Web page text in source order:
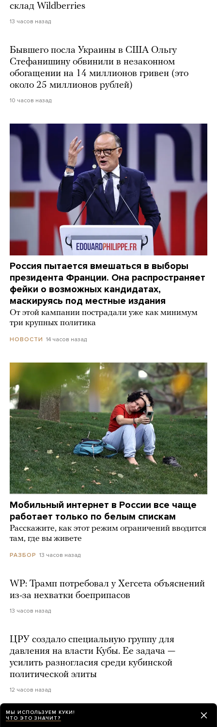
склад Wildberries
13 часов назад
Бывшего посла Украины в США Ольгу
Стефанишину обвинили в незаконном
обогащении на 14 миллионов гривен (это
около 25 миллионов рублей)
10 часов назад
Россия пытается вмешаться в выборы
президента Франции. Она распространяет
фейки о возможных кандидатах,
маскируясь под местные издания
От этой кампании пострадали уже как минимум
три крупных политика
НОВОСТИ 14 часов назад
Мобильный интернет в России все чаще
работает только по белым спискам
Расскажите, как этот режим ограничений вводится
там, где вы живете
РАЗБОР 13 часов назад
WP: Трамп потребовал у Хегсета объяснений
из-за нехватки боеприпасов
13 часов назад
ЦРУ создало специальную группу для
давления на власти Кубы. Ее задача —
усилить разногласия среди кубинской
политической элиты
12 часов назад
Губернатор сообщил о «самой массовой
МЫ ИСПОЛЬЗУЕМ КУКИ!
ЧТО ЭТО ЗНАЧИТ?